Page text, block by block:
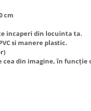
cm
incaperi din locuinta ta.
si manere plastic.
cea din imagine, în funcție